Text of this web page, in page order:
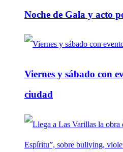
Noche de Gala y acto
Viernes y sábado con
ciudad